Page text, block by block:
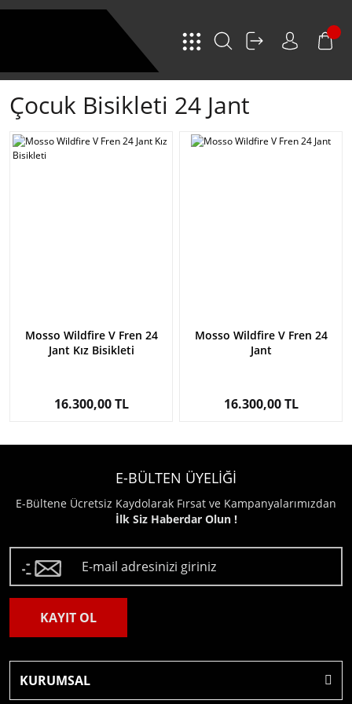
Çocuk Bisikleti 24 Jant
Mosso Wildfire V Fren 24
Jant Kız Bisikleti
16.300,00 TL
Mosso Wildfire V Fren 24
Jant
16.300,00 TL
E-BÜLTEN ÜYELİĞİ
E-Bültene Ücretsiz Kaydolarak Fırsat ve Kampanyalarımızdan
İlk Siz Haberdar Olun !
KAYIT OL
KURUMSAL